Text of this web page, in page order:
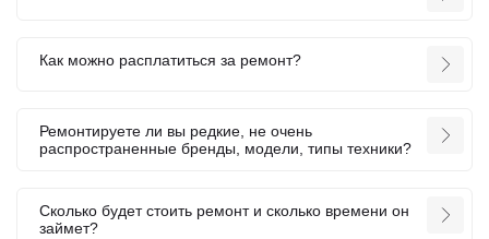
Как можно расплатиться за ремонт?
Ремонтируете ли вы редкие, не очень
распространенные бренды, модели, типы техники?
Сколько будет стоить ремонт и сколько времени он
займет?